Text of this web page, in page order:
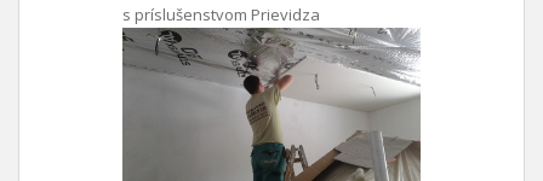
s príslušenstvom Prievidza